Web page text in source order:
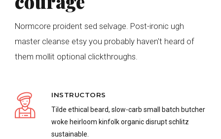
Normcore proident sed selvage. Post-ironic ugh
master cleanse etsy you probably haven't heard of
them mollit optional clickthroughs.
INSTRUCTORS
Tilde ethical beard, slow-carb small batch butcher
woke heirloom kinfolk organic disrupt schlitz
sustainable.